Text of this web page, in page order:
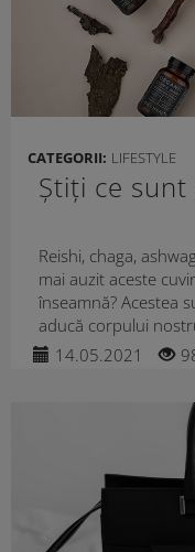
CATEGORII: LIFESTYLE
Știți ce
Reishi, chaga,
mai auzit aceste
înseamnă? Acestea
aducă corpului
14.05.2021